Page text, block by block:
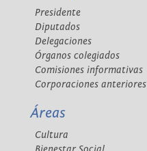
Presidente
Diputados
Delegaciones
Órganos colegiados
Comisiones informativas
Corporaciones anteriores
Áreas
Cultura